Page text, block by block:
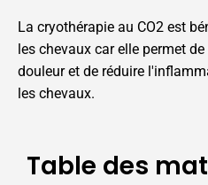
La cryothérapie au CO2 est
les chevaux car elle permet
douleur et de réduire
les chevaux.
Table des